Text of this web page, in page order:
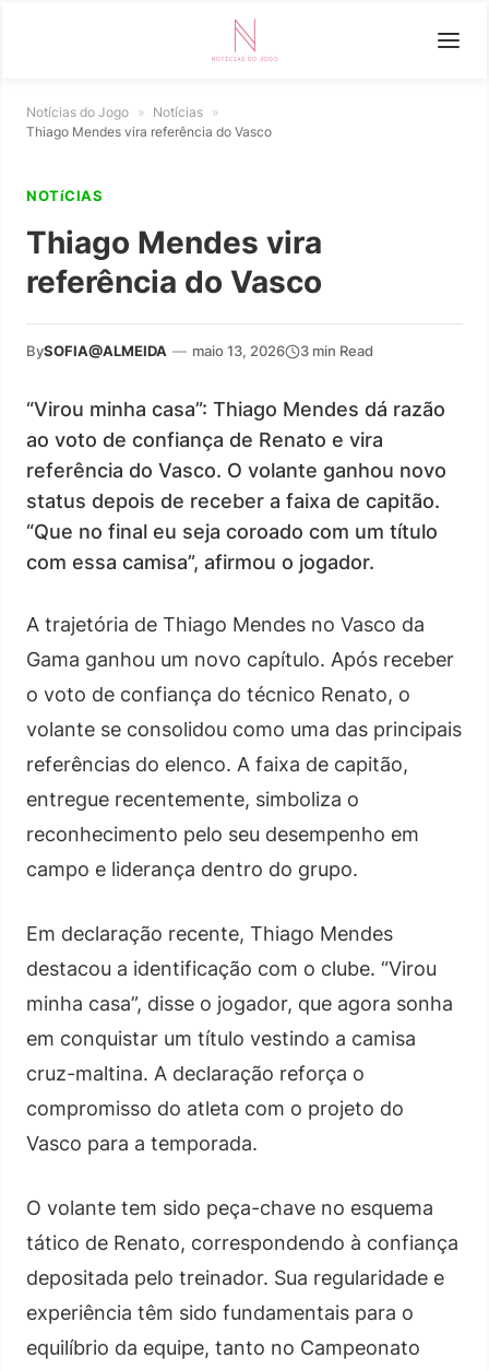
Notícias do Jogo » Notícias »
Thiago Mendes vira referência do Vasco
NOTíCIAS
Thiago Mendes vira
referência do Vasco
BySOFIA@ALMEIDA — maio 13, 2026 3 min Read
“Virou minha casa”: Thiago Mendes dá razão
ao voto de confiança de Renato e vira
referência do Vasco. O volante ganhou novo
status depois de receber a faixa de capitão.
“Que no final eu seja coroado com um título
com essa camisa”, afirmou o jogador.
A trajetória de Thiago Mendes no Vasco da
Gama ganhou um novo capítulo. Após receber
o voto de confiança do técnico Renato, o
volante se consolidou como uma das principais
referências do elenco. A faixa de capitão,
entregue recentemente, simboliza o
reconhecimento pelo seu desempenho em
campo e liderança dentro do grupo.
Em declaração recente, Thiago Mendes
destacou a identificação com o clube. “Virou
minha casa”, disse o jogador, que agora sonha
em conquistar um título vestindo a camisa
cruz-maltina. A declaração reforça o
compromisso do atleta com o projeto do
Vasco para a temporada.
O volante tem sido peça-chave no esquema
tático de Renato, correspondendo à confiança
depositada pelo treinador. Sua regularidade e
experiência têm sido fundamentais para o
equilíbrio da equipe, tanto no Campeonato